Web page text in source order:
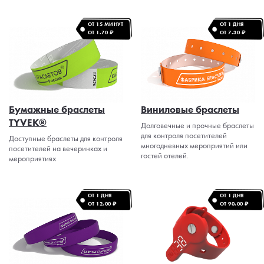
Бумажные браслеты
TYVEK®
Доступные браслеты для контроля
посетителей на вечеринках и
мероприятиях
ОТ 15 МИНУТ
ОТ 1.70 ₽
Виниловые браслеты
Долговечные и прочные браслеты
для контроля посетителей
многодневных мероприятий или
гостей отелей.
ОТ 1 ДНЯ
ОТ 7.30 ₽
ОТ 1 ДНЯ
ОТ 12.00 ₽
ОТ 1 ДНЯ
ОТ 90.00 ₽